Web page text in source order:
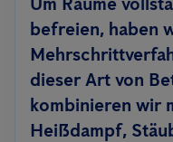
befreien, haben
dieser Art von
kombinieren wir
Heißdampf,